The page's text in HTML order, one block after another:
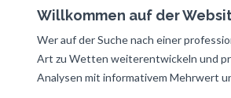
Willkommen auf der
Wer auf der Suche nach einer
Art zu Wetten weiterentwickeln und
Analysen mit informativem Mehrwert